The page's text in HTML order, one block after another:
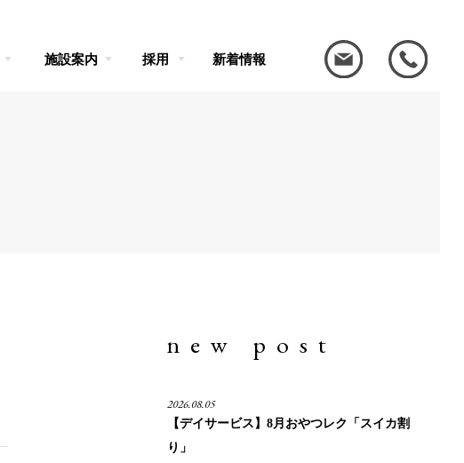
施設案内 採用 新着情報
new post
2026.08.05
【デイサービス】8月おやつレク「スイカ割
り」